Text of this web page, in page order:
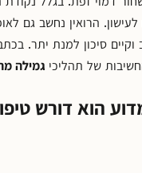
הרואין נחשב גם
סיכון למנת יתר.
של תהליכי גמילה
הוא דורש